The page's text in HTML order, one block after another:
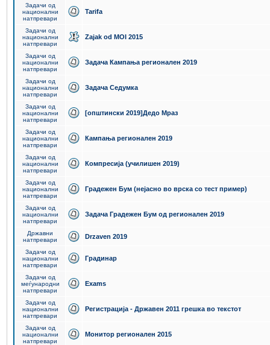
Задачи од
национални
натпревари
Tarifa
Задачи од
национални
натпревари
Zajak od MOI 2015
Задачи од
национални
натпревари
Задача Кампања регионален 2019
Задачи од
национални
натпревари
Задача Седумка
Задачи од
национални
натпревари
[општински 2019]Дедо Мраз
Задачи од
национални
натпревари
Кампања регионален 2019
Задачи од
национални
натпревари
Компресија (училишен 2019)
Задачи од
национални
натпревари
Градежен Бум (нејасно во врска со тест пример)
Задачи од
национални
натпревари
Задача Градежен Бум од регионален 2019
Државни
натпревари
Drzaven 2019
Задачи од
национални
натпревари
Градинар
Задачи од
меѓународни
натпревари
Exams
Задачи од
национални
натпревари
Регистрација - Државен 2011 грешка во текстот
Задачи од
национални
натпревари
Монитор регионален 2015